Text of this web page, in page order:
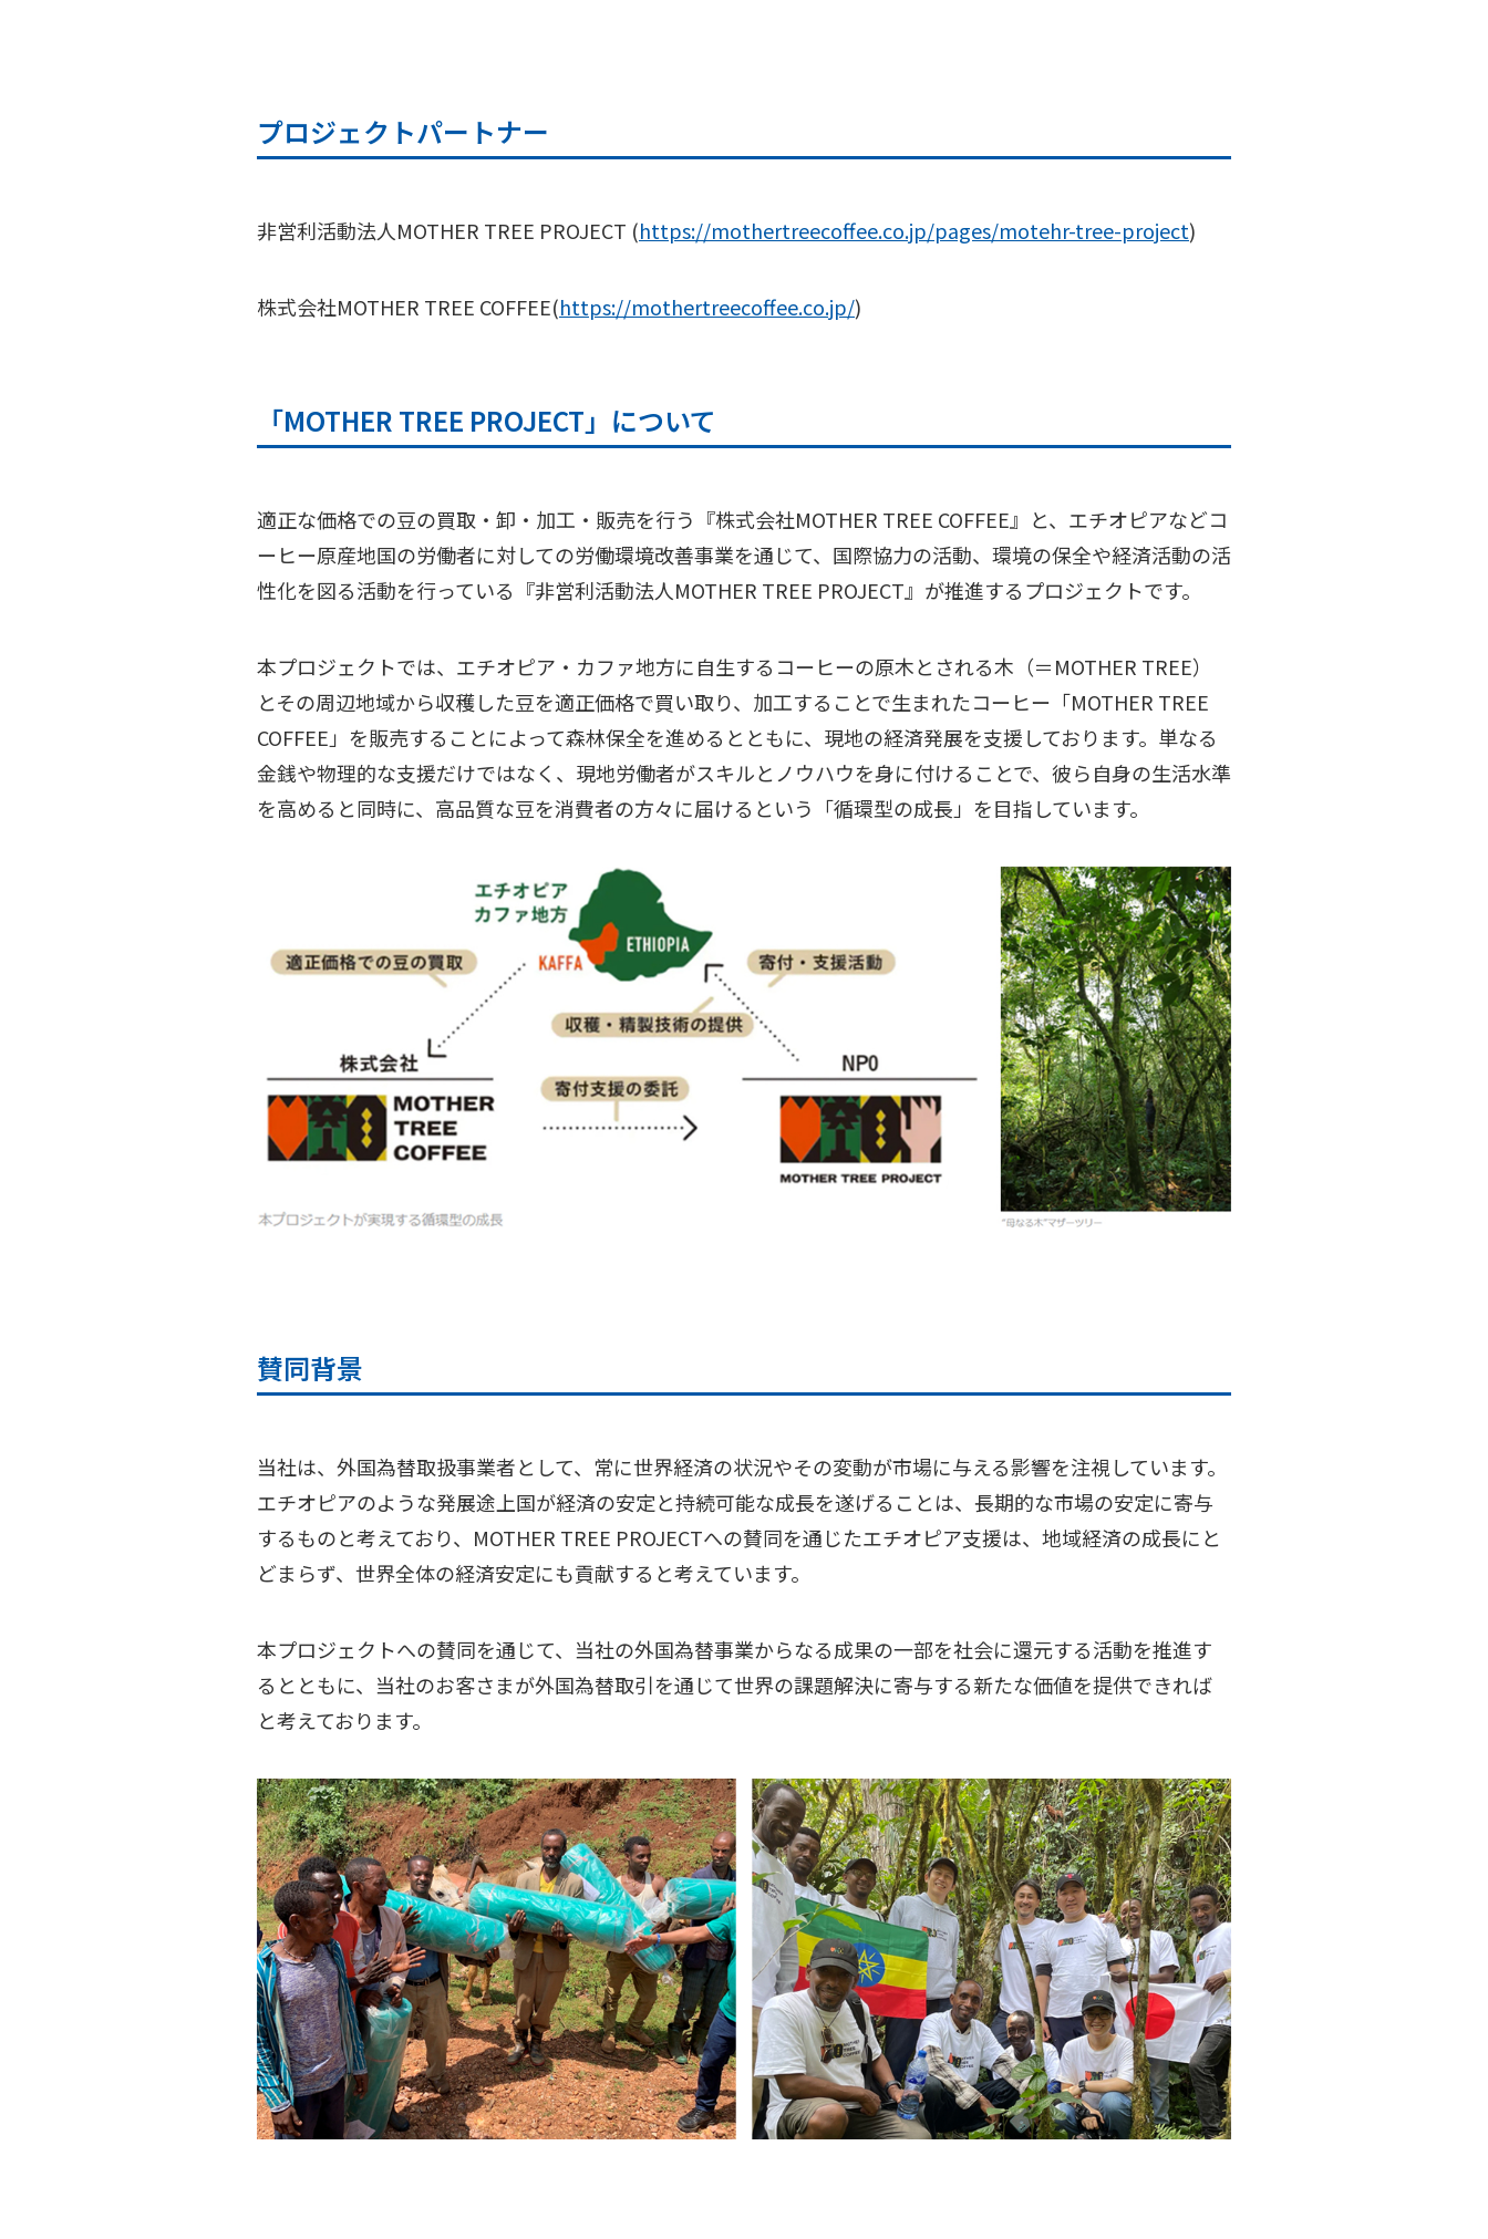
プロジェクトパートナー
非営利活動法人MOTHER TREE PROJECT (https://mothertreecoffee.co.jp/pages/motehr-tree-project)
株式会社MOTHER TREE COFFEE(https://mothertreecoffee.co.jp/)
「MOTHER TREE PROJECT」について
適正な価格での豆の買取・卸・加工・販売を行う『株式会社MOTHER TREE COFFEE』と、エチオピアなどコ
ーヒー原産地国の労働者に対しての労働環境改善事業を通じて、国際協力の活動、環境の保全や経済活動の活
性化を図る活動を行っている『非営利活動法人MOTHER TREE PROJECT』が推進するプロジェクトです。
本プロジェクトでは、エチオピア・カファ地方に自生するコーヒーの原木とされる木（＝MOTHER TREE）
とその周辺地域から収穫した豆を適正価格で買い取り、加工することで生まれたコーヒー「MOTHER TREE
COFFEE」を販売することによって森林保全を進めるとともに、現地の経済発展を支援しております。単なる
金銭や物理的な支援だけではなく、現地労働者がスキルとノウハウを身に付けることで、彼ら自身の生活水準
を高めると同時に、高品質な豆を消費者の方々に届けるという「循環型の成長」を目指しています。
賛同背景
当社は、外国為替取扱事業者として、常に世界経済の状況やその変動が市場に与える影響を注視しています。
エチオピアのような発展途上国が経済の安定と持続可能な成長を遂げることは、長期的な市場の安定に寄与
するものと考えており、MOTHER TREE PROJECTへの賛同を通じたエチオピア支援は、地域経済の成長にと
どまらず、世界全体の経済安定にも貢献すると考えています。
本プロジェクトへの賛同を通じて、当社の外国為替事業からなる成果の一部を社会に還元する活動を推進す
るとともに、当社のお客さまが外国為替取引を通じて世界の課題解決に寄与する新たな価値を提供できれば
と考えております。